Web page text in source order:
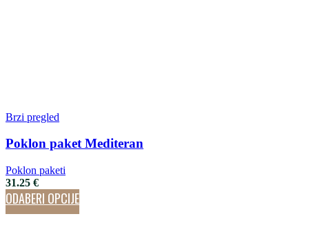
Brzi pregled
Poklon paket Mediteran
Poklon paketi
31.25 €
ODABERI OPCIJE